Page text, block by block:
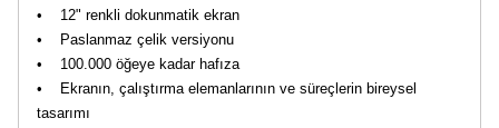
• 12" renkli dokunmatik ekran
• Paslanmaz çelik versiyonu
• 100.000 öğeye kadar hafıza
• Ekranın, çalıştırma elemanlarının ve süreçlerin bireysel
tasarımı